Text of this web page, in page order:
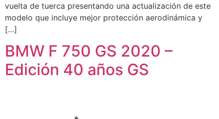
vuelta de tuerca presentando una actualización de este
modelo que incluye mejor protección aerodinámica y
[…]
BMW F 750 GS 2020 –
Edición 40 años GS